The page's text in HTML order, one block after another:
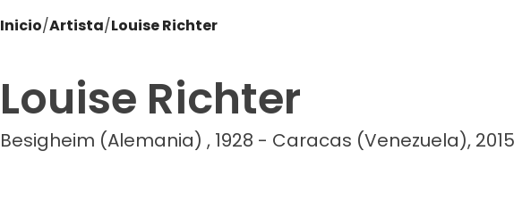
Inicio/Artista/Louise Richter
Louise Richter
Besigheim (Alemania) , 1928 - Caracas (Venezuela), 2015